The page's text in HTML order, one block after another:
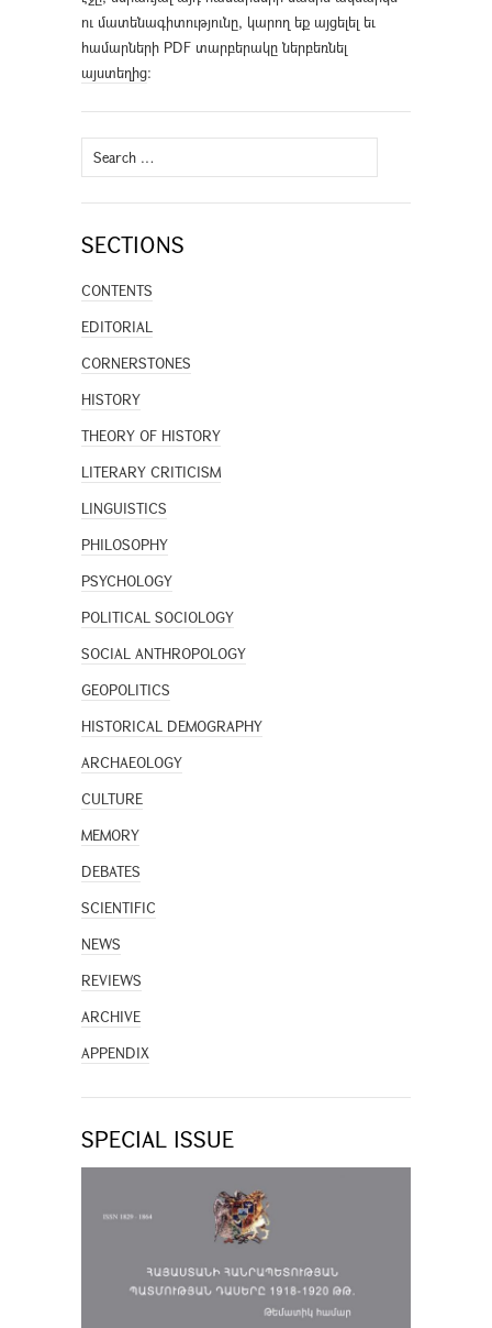
ու մատենագիտությունը, կարող եք այցելել եւ
համարների PDF տարբերակը ներբեռնել
այստեղից։
Search
for:
SECTIONS
CONTENTS
EDITORIAL
CORNERSTONES
HISTORY
THEORY OF HISTORY
LITERARY CRITICISM
LINGUISTICS
PHILOSOPHY
PSYCHOLOGY
POLITICAL SOCIOLOGY
SOCIAL ANTHROPOLOGY
GEOPOLITICS
HISTORICAL DEMOGRAPHY
ARCHAEOLOGY
CULTURE
MEMORY
DEBATES
SCIENTIFIC
NEWS
REVIEWS
ARCHIVE
APPENDIX
SPECIAL ISSUE